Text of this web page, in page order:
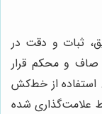
ثبات و دقت در
و محکم قرار
استفاده از خط‌کش
علامت‌گذاری شده